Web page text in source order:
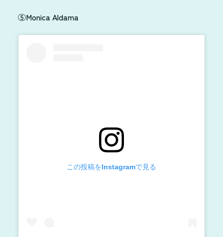
⑤Monica Aldama
この投稿をInstagramで見る